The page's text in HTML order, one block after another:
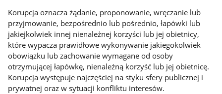
Korupcja oznacza żądanie, proponowanie, wręczanie lub
przyjmowanie, bezpośrednio lub pośrednio, łapówki lub
jakiejkolwiek innej nienależnej korzyści lub jej obietnicy,
które wypacza prawidłowe wykonywanie jakiegokolwiek
obowiązku lub zachowanie wymagane od osoby
otrzymującej łapówkę, nienależną korzyść lub jej obietnicę.
Korupcja występuje najczęściej na styku sfery publicznej i
prywatnej oraz w sytuacji konfliktu interesów.